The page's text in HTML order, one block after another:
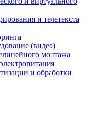
и телетекста
(видео)
монтажа
и обработки